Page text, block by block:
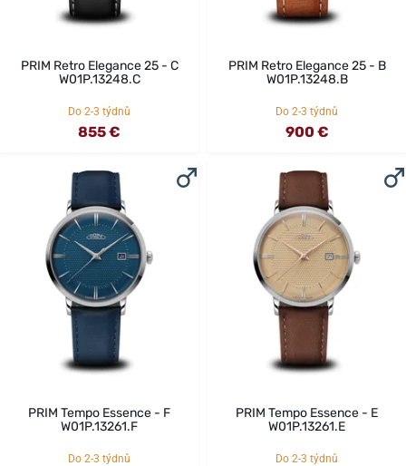
PRIM Retro Elegance 25 - C
W01P.13248.C
Do 2-3 týdnů
855 €
PRIM Retro Elegance 25 - B
W01P.13248.B
Do 2-3 týdnů
900 €
PRIM Tempo Essence - F
W01P.13261.F
Do 2-3 týdnů
PRIM Tempo Essence - E
W01P.13261.E
Do 2-3 týdnů